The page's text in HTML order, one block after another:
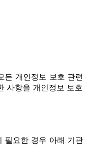
든 개인정보 보호 관련
사항을 개인정보 보호
필요한 경우 아래 기관